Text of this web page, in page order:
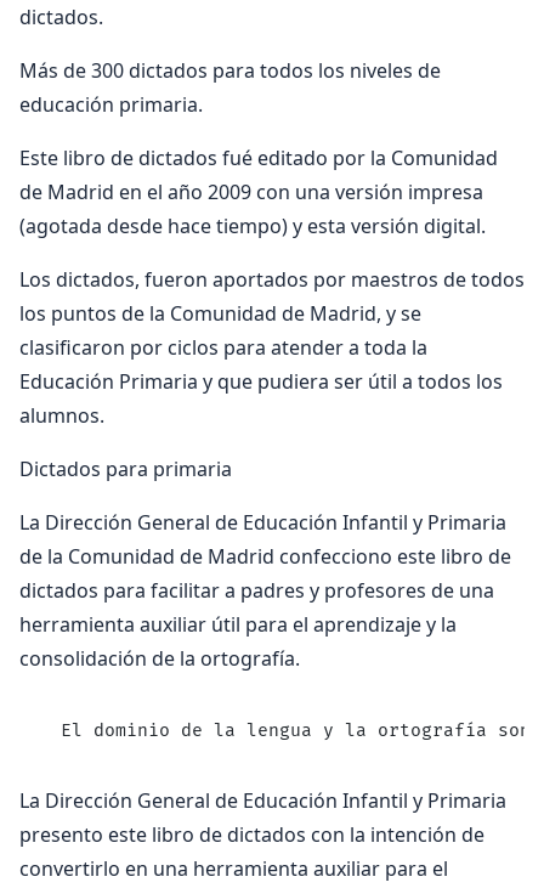
dictados.
Más de 300 dictados para todos los niveles de
educación primaria.
Este libro de dictados fué editado por la Comunidad
de Madrid en el año 2009 con una versión impresa
(agotada desde hace tiempo) y esta versión digital.
Los dictados, fueron aportados por maestros de todos
los puntos de la Comunidad de Madrid, y se
clasificaron por ciclos para atender a toda la
Educación Primaria y que pudiera ser útil a todos los
alumnos.
Dictados para primaria
La Dirección General de Educación Infantil y Primaria
de la Comunidad de Madrid confecciono este libro de
dictados para facilitar a padres y profesores de una
herramienta auxiliar útil para el aprendizaje y la
consolidación de la ortografía.
El dominio de la lengua y la ortografía
La Dirección General de Educación Infantil y Primaria
presento este libro de dictados con la intención de
convertirlo en una herramienta auxiliar para el